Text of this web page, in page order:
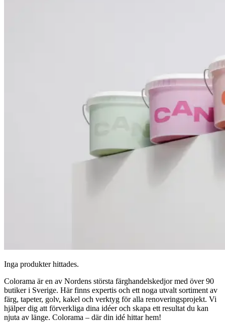
Inga produkter hittades.
Colorama är en av Nordens största färghandelskedjor med över 90
butiker i Sverige. Här finns expertis och ett noga utvalt sortiment av
färg, tapeter, golv, kakel och verktyg för alla renoveringsprojekt. Vi
hjälper dig att förverkliga dina idéer och skapa ett resultat du kan
njuta av länge. Colorama – där din idé hittar hem!